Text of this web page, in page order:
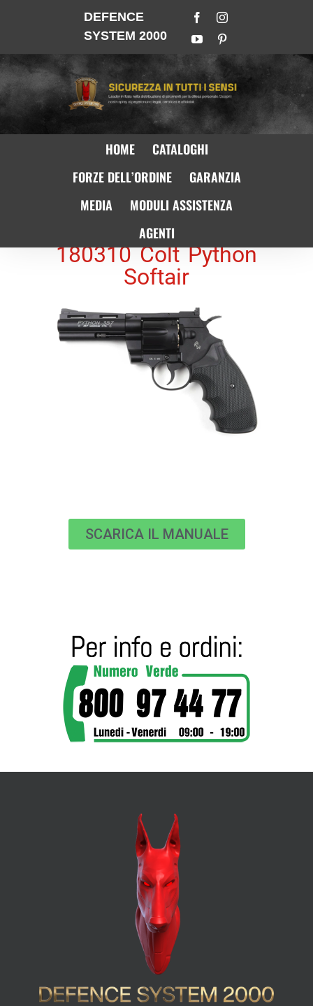
DEFENCE
SYSTEM 2000
HOME
CATALOGHI
FORZE DELL’ORDINE
GARANZIA
MEDIA
MODULI ASSISTENZA
AGENTI
180310 Colt Python
Softair
SCARICA IL MANUALE